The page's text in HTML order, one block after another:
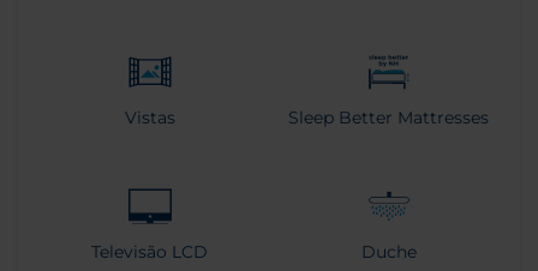
Vistas Sleep Better Mattresses
Televisão LCD Duche